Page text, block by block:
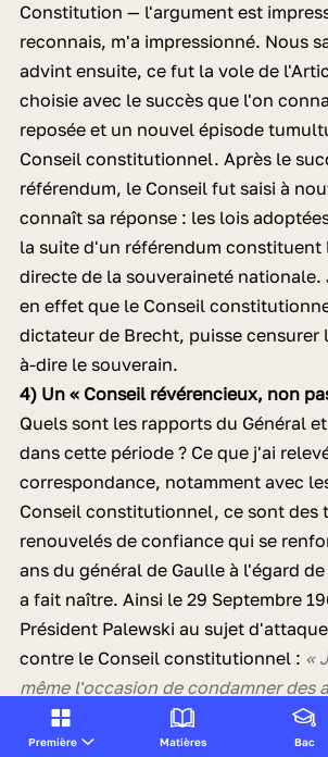
Première Matières Bac
Constitution — l'argument est
reconnais, m'a impressionné. Nous
advint ensuite, ce fut la vole de
choisie avec le succès que l'on
reposée et un nouvel épisode
Conseil constitutionnel. Après le
référendum, le Conseil fut saisi à
connaît sa réponse : les lois
la suite d'un référendum constituent
directe de la souveraineté nationale.
en effet que le Conseil
dictateur de Brecht, puisse censurer
à-dire le souverain.
4) Un « Conseil révérencieux, non
Quels sont les rapports du Général
dans cette période ? Ce que j'ai
correspondance, notamment avec
Conseil constitutionnel, ce sont des
renouvelés de confiance qui se
ans du général de Gaulle à l'égard
a fait naître. Ainsi le 29 Septembre
Président Palewski au sujet
contre le Conseil constitutionnel : «
même l'occasion de condamner des
injustes et de montrer en quelle
publique doit tenir le Conseil